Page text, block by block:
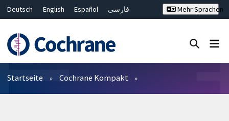
Deutsch English Español
فارسی
Bahasa Malaysia
ไทย
繁體中文
简体中文
Mehr Sprachen
Filter
Startseite Cochrane Kompakt